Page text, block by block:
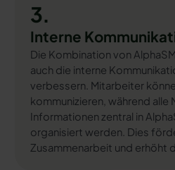
3.
Interne
Die Kombination von
auch die interne
verbessern. Mitarbeiter
kommunizieren, während alle
Informationen zentral in
organisiert werden. Dies
Zusammenarbeit und erhöht